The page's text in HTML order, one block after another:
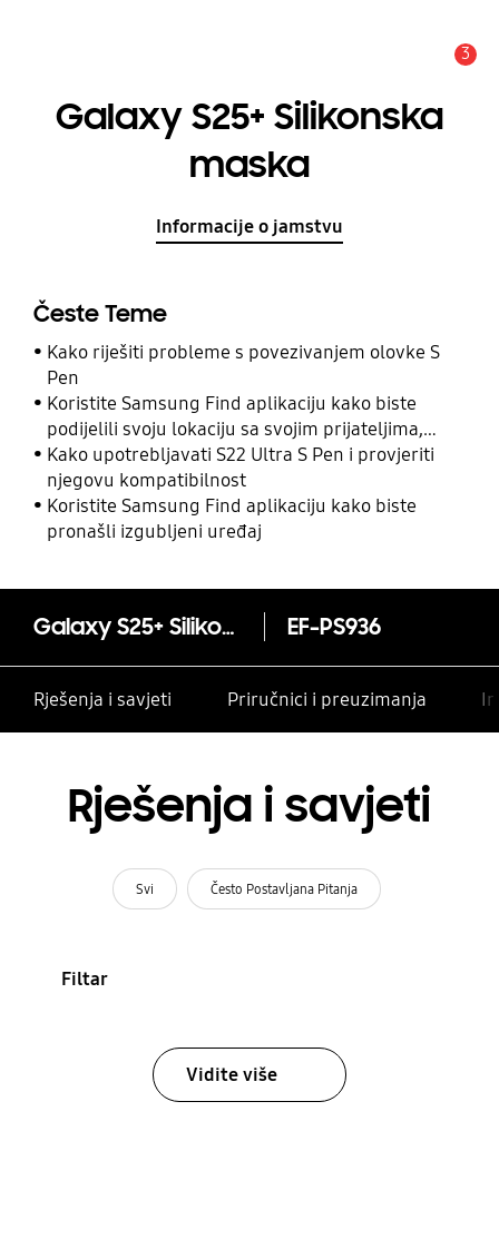
3
Galaxy S25+ Silikonska
maska
Informacije o jamstvu
Česte Teme
Kako riješiti probleme s povezivanjem olovke S
Pen
Koristite Samsung Find aplikaciju kako biste
podijelili svoju lokaciju sa svojim prijateljima,
djetetom, obitelji i drugim kontaktima
Kako upotrebljavati S22 Ultra S Pen i provjeriti
njegovu kompatibilnost
Koristite Samsung Find aplikaciju kako biste
pronašli izgubljeni uređaj
Galaxy S25+ Silikonska maska EF-PS936
Rješenja i savjeti Priručnici i preuzimanja
Rješenja i savjeti
Svi Često Postavljana Pitanja
Filtar
Vidite više